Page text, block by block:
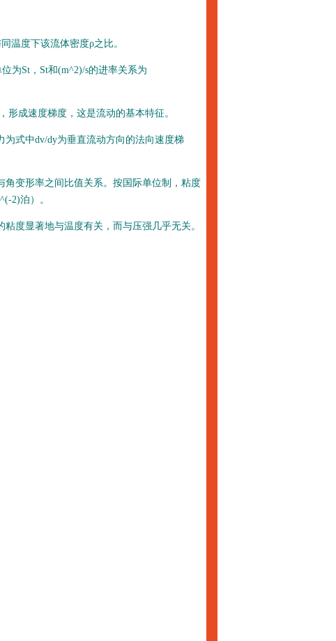
温度下该流体密度ρ之比。
为St，St和(m^2)/s的进率关系为
成速度梯度，这是流动的基本特征。
式中dv/dy为垂直流动方向的法向速度梯
变形率之间比值关系。按国际单位制，粘度
2)泊）。
度显著地与温度有关，而与压强几乎无关。